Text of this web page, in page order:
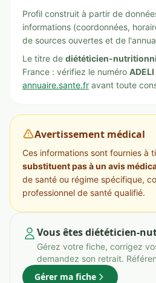
Profil construit à partir de
informations (coordonnées,
de sources ouvertes et de
Le titre de diététicien-
France : vérifiez le numéro ADELI
annuaire.sante.fr avant toute
Avertissement médical
Ces informations sont fournies à
substituent pas à un avis
de santé ou régime spécifique,
professionnel de santé qualifié.
Vous êtes diététicien-
Gérez votre fiche, corrigez
demandez son retrait.
Gérer ma fiche